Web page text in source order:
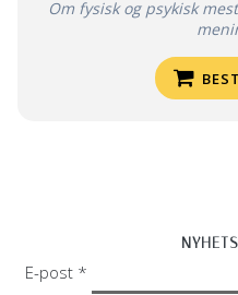
Om fysisk og psykisk
E-post *